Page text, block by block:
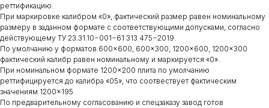
реттификацию.
При маркировке калибром «0», фактический размер равен номинальному
размеру в заданном формате с соответствующими допусками, согласно
действующему ТУ 23.31.10−001−61 313 475−2019.
По умолчанию у форматов 600×600, 600×300, 1200×600, 1200×300
фактический калибр равен номинальному и маркируется «0».
При номинальном формате 1200×200 плита по умолчанию
реттифицируется до калибра «05», что соотвествует фактическим
значениям 1200×195
По предварительному согласованию и спецзаказу завод готов